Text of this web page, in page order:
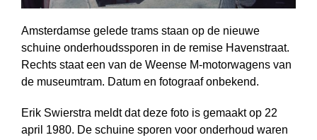
Amsterdamse gelede trams staan op de nieuwe
schuine onderhoudssporen in de remise Havenstraat.
Rechts staat een van de Weense M-motorwagens van
de museumtram. Datum en fotograaf onbekend.
Erik Swierstra meldt dat deze foto is gemaakt op 22
april 1980. De schuine sporen voor onderhoud waren